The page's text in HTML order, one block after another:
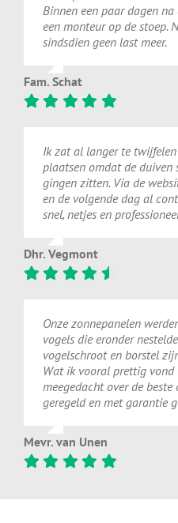
Binnen een paar dagen
een monteur op de stoep.
sindsdien geen last meer.
Fam. Schat
Ik zat al langer te
plaatsen omdat de duiven
gingen zitten. Via de
en de volgende dag al
snel, netjes en
Dhr. Vegmont
Onze zonnepanelen
vogels die eronder
vogelschroot en borstel
Wat ik vooral prettig vond
meegedacht over de
geregeld en met garantie
Mevr. van Unen